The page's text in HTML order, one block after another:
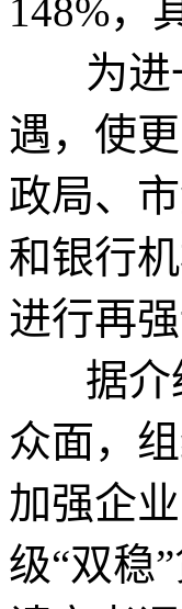
148%，
为进一
遇，使
政局、
和银行
进行再
据介绍
众面，
加强企
级“双稳